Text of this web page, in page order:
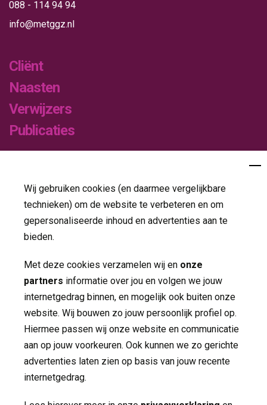
Wij gebruiken cookies (en daarmee vergelijkbare
technieken) om de website te verbeteren en om
gepersonaliseerde inhoud en advertenties aan te
bieden.
Met deze cookies verzamelen wij en onze
partners informatie over jou en volgen we jouw
internetgedrag binnen, en mogelijk ook buiten onze
website. Wij bouwen zo jouw persoonlijk profiel op.
Hiermee passen wij onze website en communicatie
aan op jouw voorkeuren. Ook kunnen we zo gerichte
advertenties laten zien op basis van jouw recente
internetgedrag.
088 - 114 94 94
info@metggz.nl
Cliënt
Naasten
Verwijzers
Publicaties
Nieuws
Contact
Volg ons op